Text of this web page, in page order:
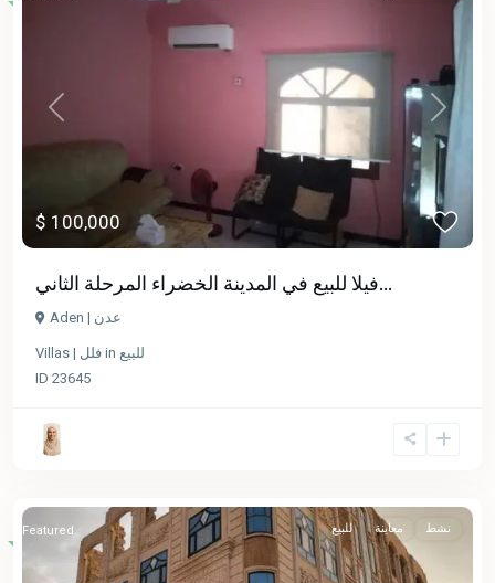
Previous Next
$ 100,000
فيلا للبيع في المدينة الخضراء المرحلة الثاني...
Aden | عدن
Villas | فلل in للبيع
ID 23645
للبيع معاينة نشط Featured